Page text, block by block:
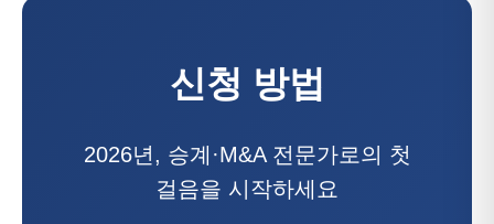
신청 방법
2026년, 승계·M&A 전문가로의 첫
걸음을 시작하세요